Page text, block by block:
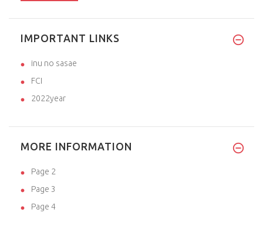
IMPORTANT LINKS
inu no sasae
FCI
2022year
MORE INFORMATION
Page 2
Page 3
Page 4